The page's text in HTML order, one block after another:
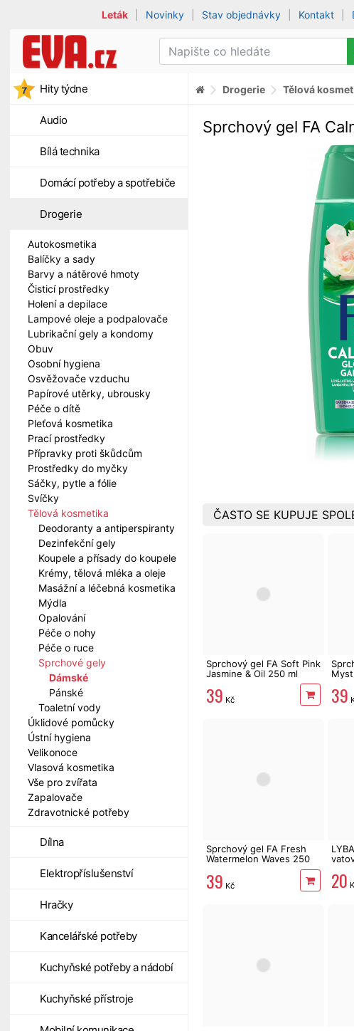
Leták Novinky Stav objednávky Kontakt
Hity týdne
Audio
Bílá technika
Domácí potřeby a spotřebiče
Drogerie
Autokosmetika
Balíčky a sady
Barvy a nátěrové hmoty
Čisticí prostředky
Holení a depilace
Lampové oleje a podpalovače
Lubrikační gely a kondomy
Obuv
Osobní hygiena
Osvěžovače vzduchu
Papírové utěrky, ubrousky
Péče o dítě
Pleťová kosmetika
Prací prostředky
Přípravky proti škůdcům
Prostředky do myčky
Sáčky, pytle a fólie
Svíčky
Tělová kosmetika
Deodoranty a antiperspiranty
Dezinfekční gely
Koupele a přísady do koupele
Krémy, tělová mléka a oleje
Masážní a léčebná kosmetika
Mýdla
Opalování
Péče o nohy
Péče o ruce
Sprchové gely
Dámské
Pánské
Toaletní vody
Úklidové pomůcky
Ústní hygiena
Velikonoce
Vlasová kosmetika
Vše pro zvířata
Zapalovače
Zdravotnické potřeby
Dílna
Elektropříslušenství
Hračky
Kancelářské potřeby
Kuchyňské potřeby a nádobí
Kuchyňské přístroje
Drogerie Tělová
Sprchový gel FA
ČASTO SE KUPUJE
Sprchový gel FA Soft Pink
Jasmine & Oil 250 ml
39 Kč 39
Sprchový gel FA Fresh
Watermelon Waves 250
39 Kč 20